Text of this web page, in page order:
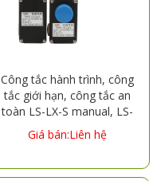
Công tắc hành trình, công
tắc giới hạn, công tắc an
toàn LS-LX-S manual, LS-
LX-Z automatic
Giá bán:Liên hệ